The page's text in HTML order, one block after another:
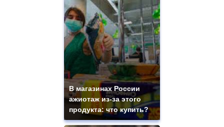
В магазинах России
ажиотаж из-за этого
продукта: что купить?